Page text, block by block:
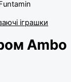
іграшки
Ambo